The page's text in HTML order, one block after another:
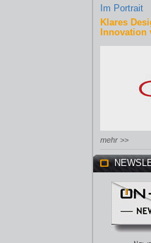
Im Portrait
Klares
Innovation
mehr >>